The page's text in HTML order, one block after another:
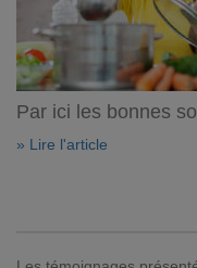
Par ici les bonnes
» Lire l'article